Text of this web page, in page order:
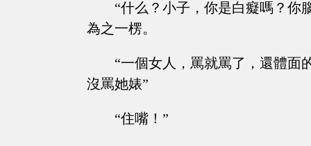
“什么？小子，你是白癡嗎？你
為之一楞。
“一個女人，罵就罵了，還體面
沒罵她婊”
“住嘴！”